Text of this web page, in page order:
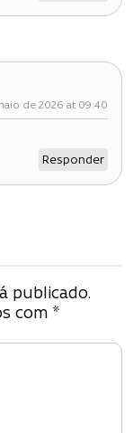
de 2026 at 09:40
Responder
publicado.
com *